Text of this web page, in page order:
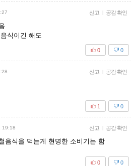
신고 | 공감 확인
식이긴 해도
0
0
신고 | 공감 확인
0
1
19:18 신고 | 공감 확인
음식을 먹는게 현명한 소비기는 함
0
0